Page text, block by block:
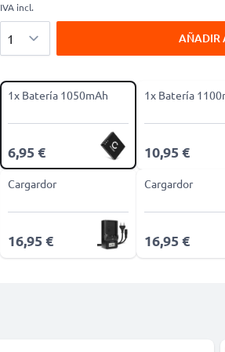
IVA incl.
AÑADIR
1x Batería 1050mAh
6,95 €
1x Batería
10,95 €
Cargardor
16,95 €
Cargardor
16,95 €